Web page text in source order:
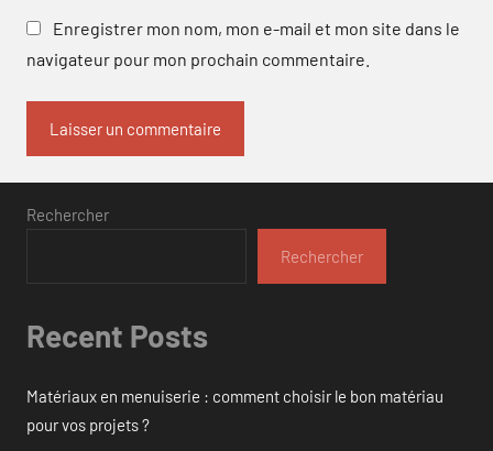
Enregistrer mon nom, mon e-mail et mon site dans le
navigateur pour mon prochain commentaire.
Rechercher
Rechercher
Recent Posts
Matériaux en menuiserie : comment choisir le bon matériau
pour vos projets ?